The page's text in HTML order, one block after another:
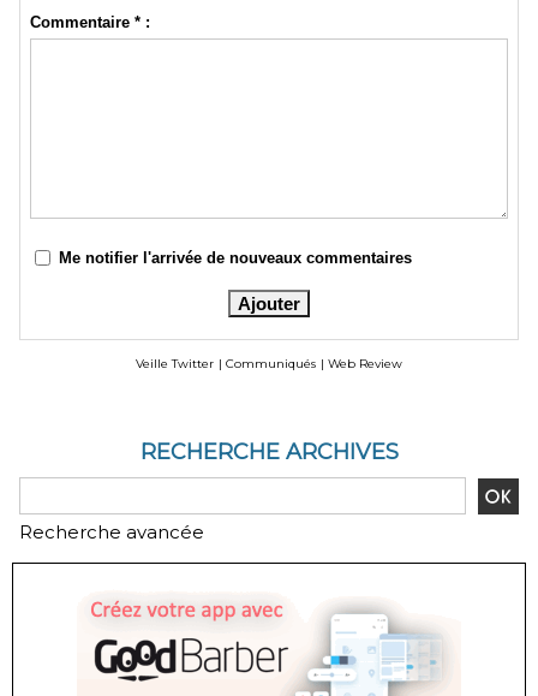
Commentaire * :
Me notifier l'arrivée de nouveaux commentaires
Veille Twitter | Communiqués | Web Review
RECHERCHE ARCHIVES
Recherche avancée